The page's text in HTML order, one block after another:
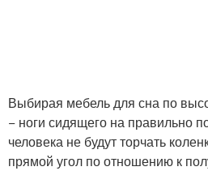
Выбирая мебель для сна по
− ноги сидящего на правильно
человека не будут торчать
прямой угол по отношению к